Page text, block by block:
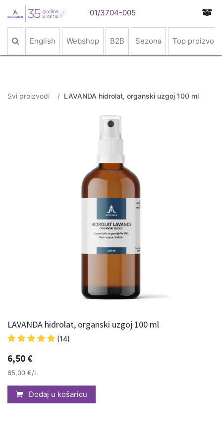
01/3704-005
English Webshop B2B Sezona Top proizvodi
Svi proizvodi LAVANDA hidrolat, organski uzgoj 100 ml
LAVANDA hidrolat, organski uzgoj 100 ml
(14)
6,50 €
65,00 €/L
Dodaj u košaricu